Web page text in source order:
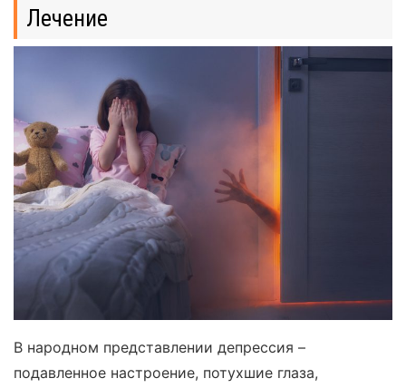
Лечение
В народном представлении депрессия –
подавленное настроение, потухшие глаза,